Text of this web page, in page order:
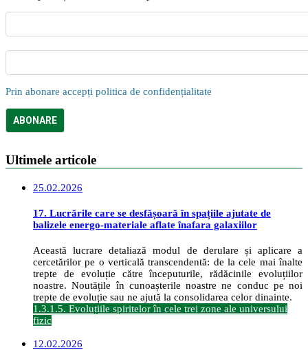
Prin abonare accepți politica de confidențialitate
Ultimele articole
25.02.2026
17. Lucrările care se desfășoară în spațiile ajutate de
balizele energo-materiale aflate înafara galaxiilor
Această lucrare detaliază modul de derulare și aplicare a
cercetărilor pe o verticală transcendentă: de la cele mai înalte
trepte de evoluție către începuturile, rădăcinile evoluțiilor
noastre. Noutățile în cunoașterile noastre ne conduc pe noi
trepte de evoluție sau ne ajută la consolidarea celor dinainte.
1.3.1.5. Evoluțiile spiritelor în cele trei zone ale universului
fizic
12.02.2026